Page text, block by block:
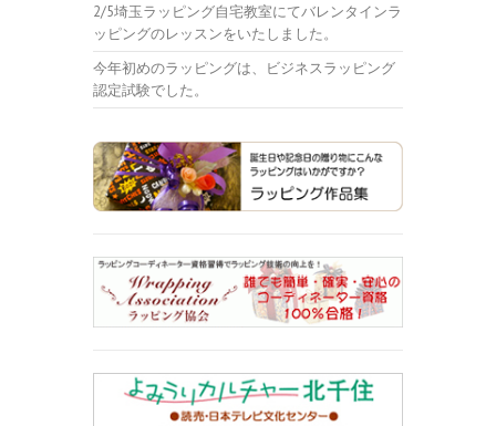
2/5埼玉ラッピング自宅教室にてバレンタインラ
ッピングのレッスンをいたしました。
今年初めのラッピングは、ビジネスラッピング
認定試験でした。